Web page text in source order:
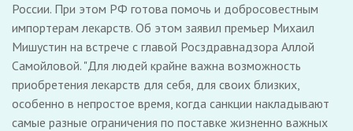
России. При этом РФ готова помочь и добросовестным
импортерам лекарств. Об этом заявил премьер Михаил
Мишустин на встрече с главой Росздравнадзора Аллой
Самойловой. "Для людей крайне важна возможность
приобретения лекарств для себя, для своих близких,
особенно в непростое время, когда санкции накладывают
самые разные ограничения по поставке жизненно важных